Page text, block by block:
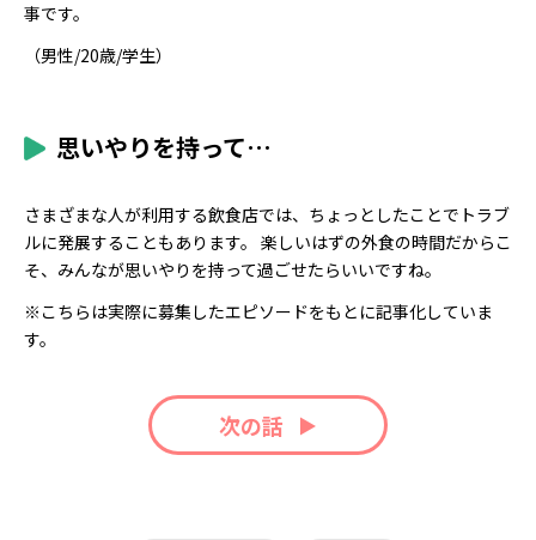
事です。
（男性/20歳/学生）
思いやりを持って…
さまざまな人が利用する飲食店では、ちょっとしたことでトラブ
ルに発展することもあります。 楽しいはずの外食の時間だからこ
そ、みんなが思いやりを持って過ごせたらいいですね。
※こちらは実際に募集したエピソードをもとに記事化していま
す。
次の話